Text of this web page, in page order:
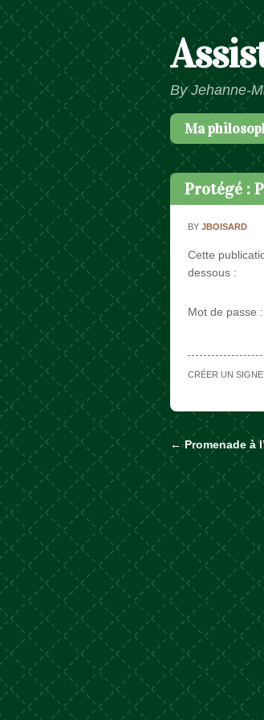
By Jehanne-
Menu
Passer au
Ma
Protégé :
BYJBOISARD
Cette
dessous :
Mot de passe :
CRÉER UN
←Promenade à